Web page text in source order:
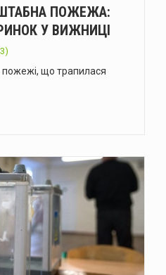
ПОЖЕЖА:
У ВИЖНИЦІ
пожежі, що трапилася